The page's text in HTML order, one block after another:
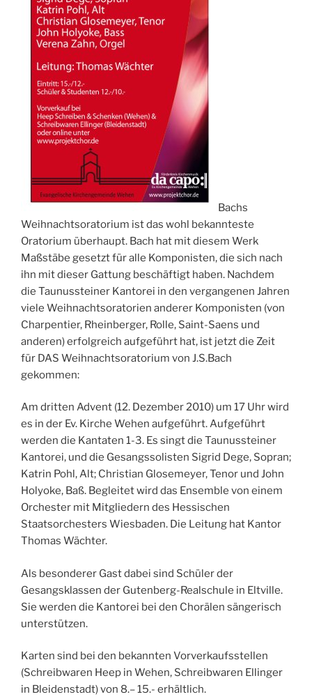
Bachs
Weihnachtsoratorium ist das wohl bekannteste
Oratorium überhaupt. Bach hat mit diesem Werk
Maßstäbe gesetzt für alle Komponisten, die sich nach
ihn mit dieser Gattung beschäftigt haben. Nachdem
die Taunussteiner Kantorei in den vergangenen Jahren
viele Weihnachtsoratorien anderer Komponisten (von
Charpentier, Rheinberger, Rolle, Saint-Saens und
anderen) erfolgreich aufgeführt hat, ist jetzt die Zeit
für DAS Weihnachtsoratorium von J.S.Bach
gekommen:
Am dritten Advent (12. Dezember 2010) um 17 Uhr wird
es in der Ev. Kirche Wehen aufgeführt. Aufgeführt
werden die Kantaten 1-3. Es singt die Taunussteiner
Kantorei, und die Gesangssolisten Sigrid Dege, Sopran;
Katrin Pohl, Alt; Christian Glosemeyer, Tenor und John
Holyoke, Baß. Begleitet wird das Ensemble von einem
Orchester mit Mitgliedern des Hessischen
Staatsorchesters Wiesbaden. Die Leitung hat Kantor
Thomas Wächter.
Als besonderer Gast dabei sind Schüler der
Gesangsklassen der Gutenberg-Realschule in Eltville.
Sie werden die Kantorei bei den Chorälen sängerisch
unterstützen.
Karten sind bei den bekannten Vorverkaufsstellen
(Schreibwaren Heep in Wehen, Schreibwaren Ellinger
in Bleidenstadt) von 8.– 15.- erhältlich.